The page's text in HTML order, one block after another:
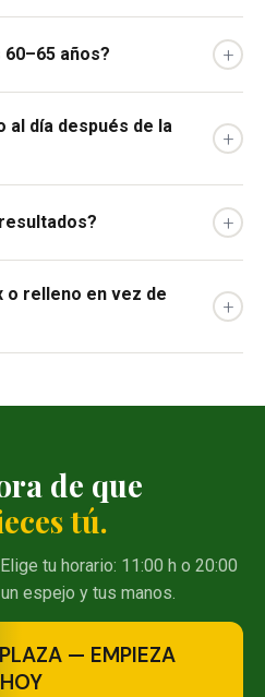
años? +
al día después de la
+
+
o relleno en vez de
+
de que
tú.
tu horario: 11:00 h o 20:00
espejo y tus manos.
— EMPIEZA
HOY